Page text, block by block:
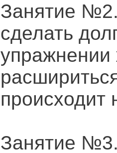
Занятие
сделать
упражнении
происходит
Занятие